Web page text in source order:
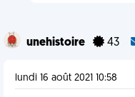
unehistoire 43
lundi 16 août 2021 10:58